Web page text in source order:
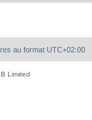
h
au format UTC+02:00
Limited